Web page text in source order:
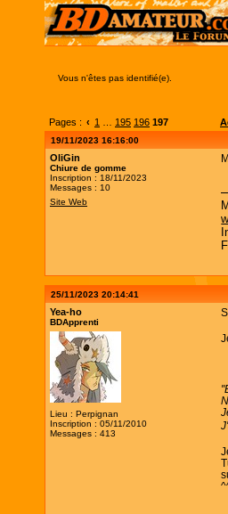
Vous n'êtes pas identifié(e).
Pages : ‹ 1 195 196 197
19/11/2023 16:16:00
OliGin
Chiure de gomme
Inscription : 18/11/2023
Messages : 10
Site Web
25/11/2023 20:14:41
Yea-ho
BDApprenti
Lieu : Perpignan
Inscription : 05/11/2010
Messages : 413